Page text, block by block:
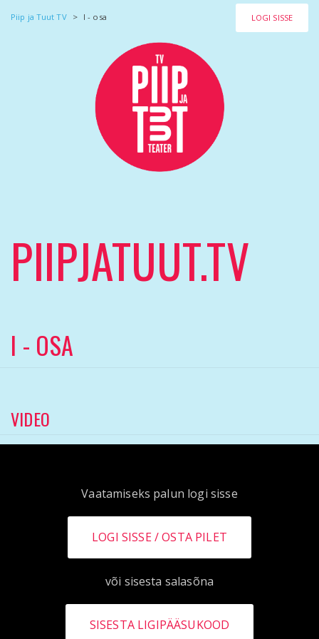
LOGI SISSE
Piip ja Tuut TV > I - osa
PIIPJATUUT.TV
I - OSA
VIDEO
Vaatamiseks palun logi sisse
LOGI SISSE
või sisesta salasõna
SISESTA LIGIPÄÄSUKOOD